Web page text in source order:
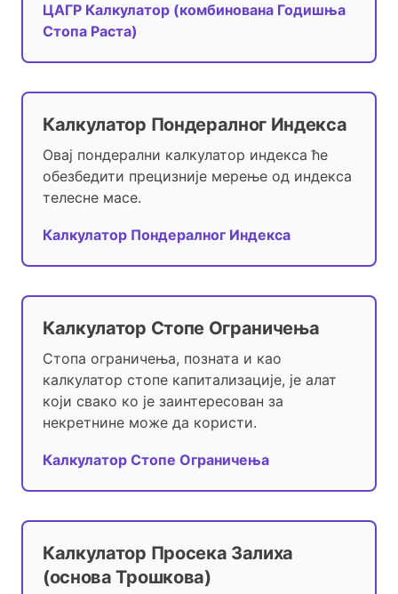
ЦАГР Калкулатор (комбинована Годишња
Стопа Раста)
Калкулатор Пондералног Индекса
Овај пондерални калкулатор индекса ће
обезбедити прецизније мерење од индекса
телесне масе.
Калкулатор Пондералног Индекса
Калкулатор Стопе Ограничења
Стопа ограничења, позната и као
калкулатор стопе капитализације, је алат
који свако ко је заинтересован за
некретнине може да користи.
Калкулатор Стопе Ограничења
Калкулатор Просека Залиха
(основа Трошкова)